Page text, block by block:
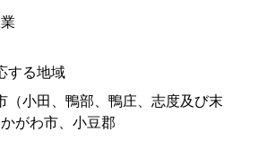
する地域
（小田、鴨部、鴨庄、志度及び末
がわ市、小豆郡